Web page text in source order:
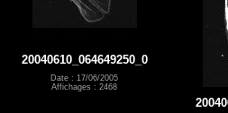
20040610_064649250_0
Date : 17/06/2005
Affichages : 2468